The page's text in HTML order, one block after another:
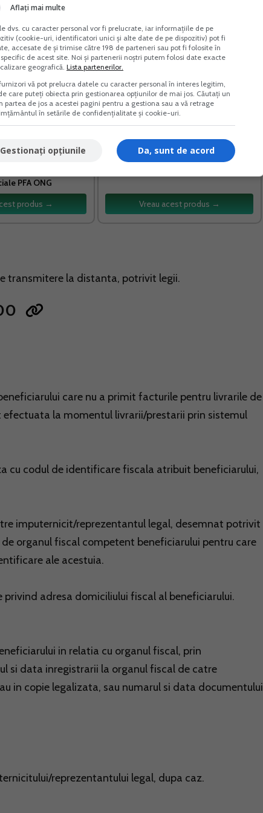
factura a fost deja emisa”.
Societati
PFA ONG
produs →
Vreau acest produs →
transmitere la distanta, potrivit legii.
care nu a primit facturile pentru livrarile de
la momentul livrarii/prestarii prin sistemul
cu codul de identificare fiscala atribuit beneficiarului,
imputernicit/reprezentantul legal, desemnat potrivit
organul fiscal competent beneficiarului pentru care
ale acestuia.
adresa domiciliului fiscal al beneficiarului.
in relatia cu organul fiscal, prin
si data inregistrarii la organul fiscal de catre
in copie legalizata, sau numarul si data documentului
reprezentantului legal, dupa caz.
Aflați mai multe
dvs. cu caracter personal vor fi prelucrate, iar informațiile de pe
(cookie-uri, identificatori unici și alte date de pe dispozitiv) pot fi
accesate de și trimise către 198 de parteneri sau pot fi folosite în
de acest site. Noi și partenerii noștri putem folosi date exacte
geografică. Lista partenerilor.
vă pot prelucra datele cu caracter personal în interes legitim,
care puteți obiecta prin gestionarea opțiunilor de mai jos. Căutați un
partea de jos a acestei pagini pentru a gestiona sau a vă retrage
în setările de confidențialitate și cookie-uri.
Da, sunt de acord
Gestionați opțiunile